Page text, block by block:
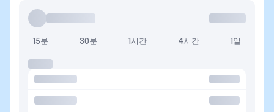
15분 30분 1시간 4시간 1일